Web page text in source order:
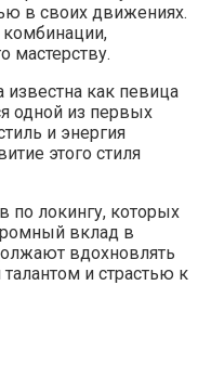
в своих движениях.
мастерству.
известна как певица
одной из первых
и энергия
этого стиля
по локингу, которых
вклад в
вдохновлять
и страстью к